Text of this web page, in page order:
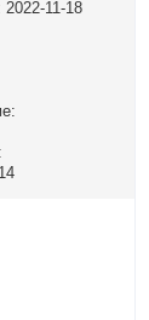
2022-11-18